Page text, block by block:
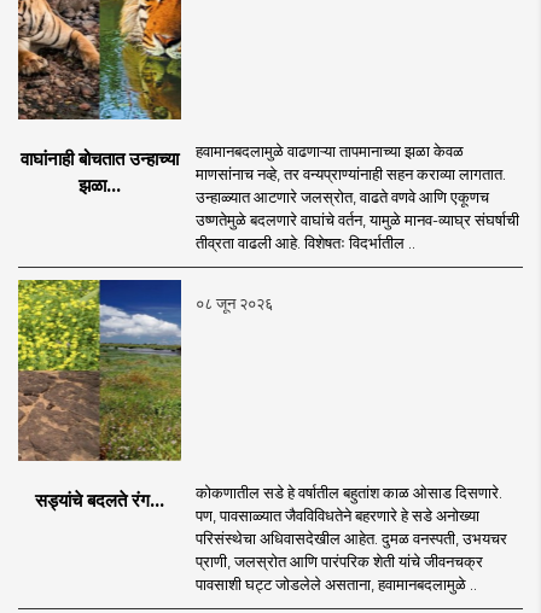
वाघांनाही बोचतात उन्हाच्या
झळा...
हवामानबदलामुळे वाढणाऱ्या तापमानाच्या झळा केवळ
माणसांनाच नव्हे, तर वन्यप्राण्यांनाही सहन कराव्या लागतात.
उन्हाळ्यात आटणारे जलस्रोत, वाढते वणवे आणि एकूणच
उष्णतेमुळे बदलणारे वाघांचे वर्तन, यामुळे मानव-व्याघ्र संघर्षाची
तीव्रता वाढली आहे. विशेषतः विदर्भातील ..
०८ जून २०२६
सड्यांचे बदलते रंग...
कोकणातील सडे हे वर्षातील बहुतांश काळ ओसाड दिसणारे.
पण, पावसाळ्यात जैवविविधतेने बहरणारे हे सडे अनोख्या
परिसंस्थेचा अधिवासदेखील आहेत. दुमळ वनस्पती, उभयचर
प्राणी, जलस्रोत आणि पारंपरिक शेती यांचे जीवनचक्र
पावसाशी घट्ट जोडलेले असताना, हवामानबदलामुळे ..